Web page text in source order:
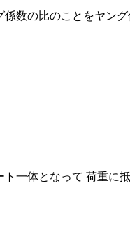
数の比のことをヤン
一体となって 荷重